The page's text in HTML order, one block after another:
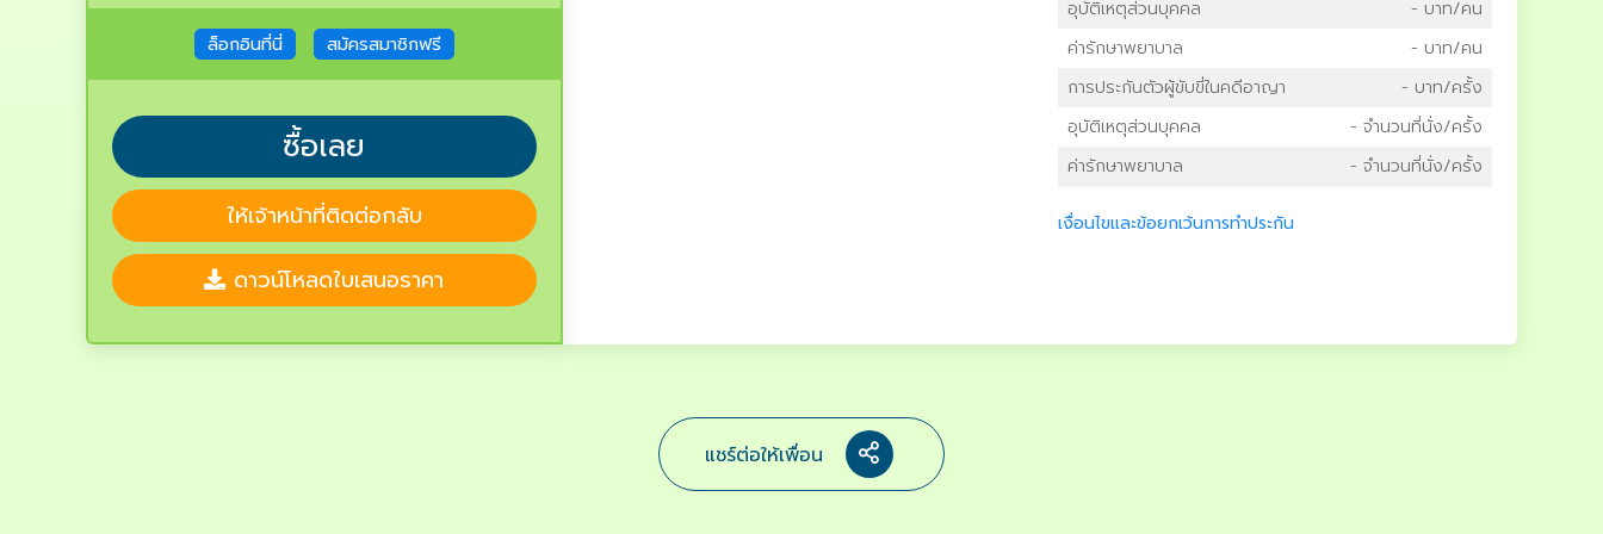
ล็อกอินที่นี่ สมัครสมาชิกฟรี
ซื้อเลย
ให้เจ้าหน้าที่ติดต่อกลับ
ดาวน์โหลดใบเสนอราคา
อุบัติเหตุส่วนบุคคล
- บาท/คน
ค่ารักษาพยาบาล
- บาท/คน
การประกันตัวผู้ขับขี่ในคดีอาญา
- บาท/ครั้ง
อุบัติเหตุส่วนบุคคล
- จำนวนที่นั่ง/ครั้ง
ค่ารักษาพยาบาล
- จำนวนที่นั่ง/ครั้ง
เงื่อนไขและข้อยกเว้นการทำประกัน
แชร์ต่อให้เพื่อน